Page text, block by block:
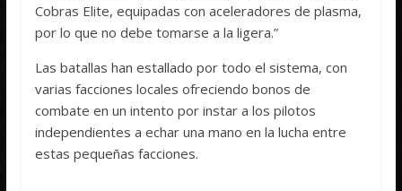
Cobras Elite, equipadas con aceleradores de plasma,
por lo que no debe tomarse a la ligera.”
Las batallas han estallado por todo el sistema, con
varias facciones locales ofreciendo bonos de
combate en un intento por instar a los pilotos
independientes a echar una mano en la lucha entre
estas pequeñas facciones.